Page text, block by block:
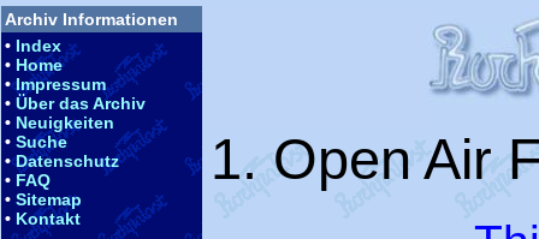
Archiv Informationen
• Index
• Home
•Impressum
• Über das Archiv
• Neuigkeiten
• Suche
•Datenschutz
• FAQ
• Sitemap
• Kontakt
1. Open Air